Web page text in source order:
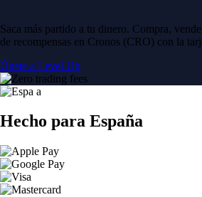
Saca más partido a tu dinero. Compra,
de recompensas en Cronos (CRO) con la
Únete a Level Up
Hecho para España